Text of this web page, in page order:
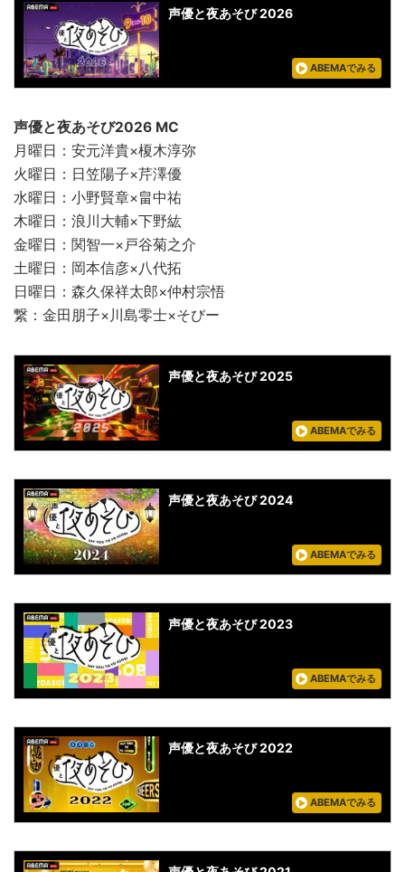
声優と夜あそび 2026
ABEMAでみる
声優と夜あそび2026 MC
月曜日：安元洋貴×榎木淳弥
火曜日：日笠陽子×芹澤優
水曜日：小野賢章×畠中祐
木曜日：浪川大輔×下野紘
金曜日：関智一×戸谷菊之介
土曜日：岡本信彦×八代拓
日曜日：森久保祥太郎×仲村宗悟
繋：金田朋子×川島零士×そびー
声優と夜あそび 2025
ABEMAでみる
声優と夜あそび 2024
ABEMAでみる
声優と夜あそび 2023
ABEMAでみる
声優と夜あそび 2022
ABEMAでみる